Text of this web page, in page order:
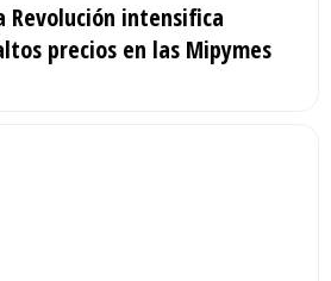
Revolución intensifica
precios en las Mipymes